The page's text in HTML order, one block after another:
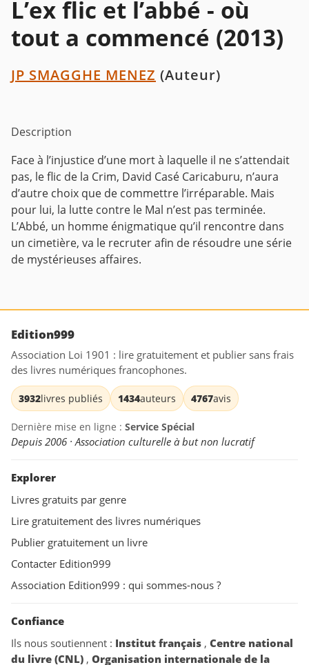
L’ex flic et l’abbé - où
tout a commencé (2013)
JP SMAGGHE MENEZ (Auteur)
Description
Face à l’injustice d’une mort à laquelle il ne s’attendait
pas, le flic de la Crim, David Casé Caricaburu, n’aura
d’autre choix que de commettre l’irréparable. Mais
pour lui, la lutte contre le Mal n’est pas terminée.
L’Abbé, un homme énigmatique qu’il rencontre dans
un cimetière, va le recruter afin de résoudre une série
de mystérieuses affaires.
Edition999
Association Loi 1901 : lire gratuitement et publier sans frais
des livres numériques francophones.
3932livres publiés 1434auteurs 4767avis
Dernière mise en ligne : Service Spécial
Depuis 2006 · Association culturelle à but non lucratif
Explorer
Livres gratuits par genre
Lire gratuitement des livres numériques
Publier gratuitement un livre
Contacter Edition999
Association Edition999 : qui sommes-nous ?
Confiance
Ils nous soutiennent : Institut français , Centre national
du livre (CNL) , Organisation internationale de la